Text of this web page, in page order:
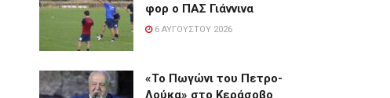
φορ ο ΠΑΣ Γιάννινα
6 ΑΥΓΟΎΣΤΟΥ 2026
«Το Πωγώνι του Πετρο-